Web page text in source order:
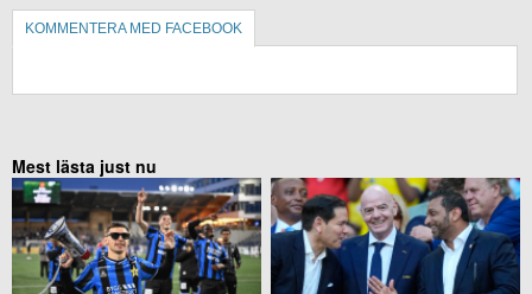
KOMMENTERA MED FACEBOOK
Mest lästa just nu